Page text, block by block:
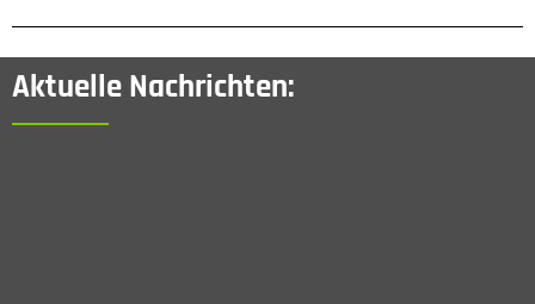
Aktuelle Nachrichten: